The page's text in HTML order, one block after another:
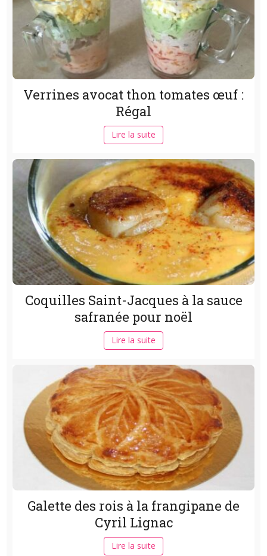
Verrines avocat thon tomates œuf :
Régal
Lire la suite
Coquilles Saint-Jacques à la sauce
safranée pour noël
Lire la suite
Galette des rois à la frangipane de
Cyril Lignac
Lire la suite